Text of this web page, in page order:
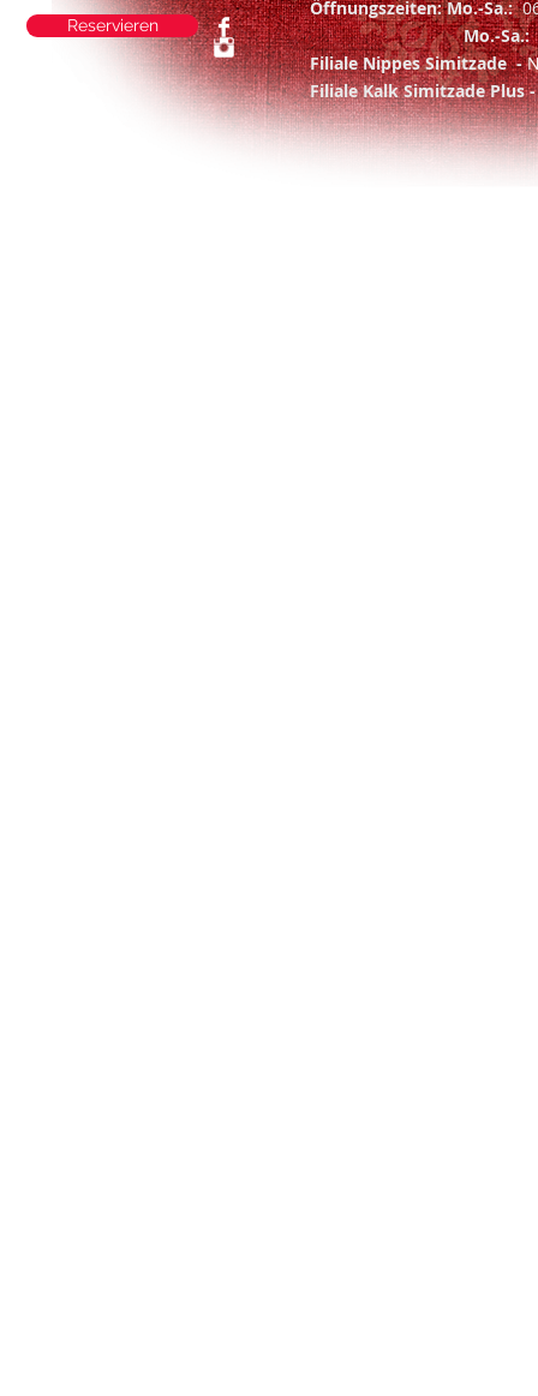
Öffnungszeiten: Mo.-Sa.:
Mo.-Sa.:
Filiale Nippes Simitzade -
Filiale Kalk Simitzade Plus
Reservieren